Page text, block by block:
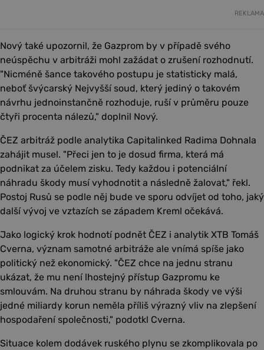
REKLAMA
Nový také upozornil, že Gazprom by v případě svého
neúspěchu v arbitráži mohl zažádat o zrušení rozhodnutí.
"Nicméně šance takového postupu je statisticky malá,
neboť švýcarský Nejvyšší soud, který jediný o takovém
návrhu jednoinstančně rozhoduje, ruší v průměru pouze
čtyři procenta nálezů," doplnil Nový.
ČEZ arbitráž podle analytika Capitalinked Radima Dohnala
zahájit musel. "Přeci jen to je dosud firma, která má
podnikat za účelem zisku. Tedy každou i potenciální
náhradu škody musí vyhodnotit a následně žalovat," řekl.
Postoj Rusů se podle něj bude ve sporu odvíjet od toho, jaký
další vývoj ve vztazích se západem Kreml očekává.
Jako logický krok hodnotí podnět ČEZ i analytik XTB Tomáš
Cverna, význam samotné arbitráže ale vnímá spíše jako
politický než ekonomický. "ČEZ chce na jednu stranu
ukázat, že mu není lhostejný přístup Gazpromu ke
smlouvám. Na druhou stranu by náhrada škody ve výši
jedné miliardy korun neměla příliš výrazný vliv na zlepšení
hospodaření společnosti," podotkl Cverna.
Situace kolem dodávek ruského plynu se zkomplikovala po